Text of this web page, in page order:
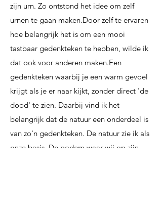
zijn urn. Zo ontstond het idee om zelf
urnen te gaan maken.Door zelf te ervaren
hoe belangrijk het is om een mooi
tastbaar gedenkteken te hebben, wilde ik
dat ook voor anderen maken.Een
gedenkteken waarbij je een warm gevoel
krijgt als je er naar kijkt, zonder direct 'de
dood' te zien. Daarbij vind ik het
belangrijk dat de natuur een onderdeel is
van zo'n gedenkteken. De natuur zie ik als
onze basis. De bodem waar wij op zijn